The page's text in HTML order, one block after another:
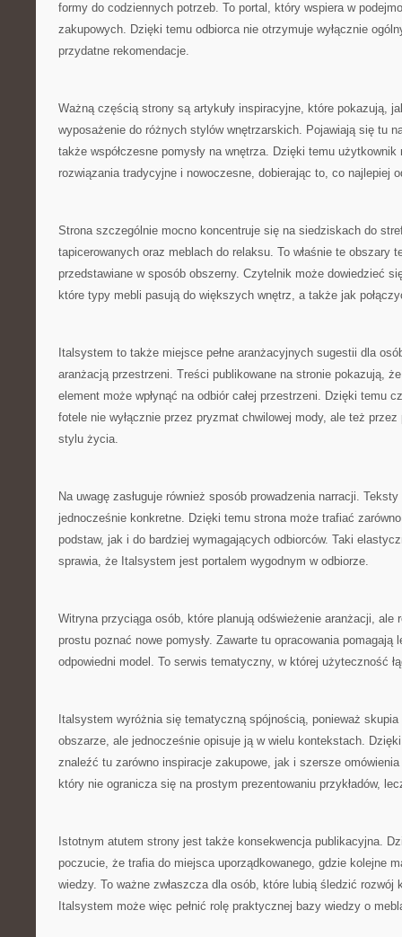
formy do codziennych potrzeb. To portal, który wspiera w
zakupowych. Dzięki temu odbiorca nie otrzymuje wyłącznie
przydatne rekomendacje.
Ważną częścią strony są artykuły inspiracyjne, które pokazują,
wyposażenie do różnych stylów wnętrzarskich. Pojawiają się tu
także współczesne pomysły na wnętrza. Dzięki temu użytkownik
rozwiązania tradycyjne i nowoczesne, dobierając to, co najlepiej
Strona szczególnie mocno koncentruje się na siedziskach do
tapicerowanych oraz meblach do relaksu. To właśnie te obszary
przedstawiane w sposób obszerny. Czytelnik może dowiedzieć
które typy mebli pasują do większych wnętrz, a także jak
Italsystem to także miejsce pełne aranżacyjnych sugestii dla
aranżacją przestrzeni. Treści publikowane na stronie pokazują,
element może wpłynąć na odbiór całej przestrzeni. Dzięki temu
fotele nie wyłącznie przez pryzmat chwilowej mody, ale też
stylu życia.
Na uwagę zasługuje również sposób prowadzenia narracji.
jednocześnie konkretne. Dzięki temu strona może trafiać
podstaw, jak i do bardziej wymagających odbiorców. Taki
sprawia, że Italsystem jest portalem wygodnym w odbiorze.
Witryna przyciąga osób, które planują odświeżenie aranżacji, ale
prostu poznać nowe pomysły. Zawarte tu opracowania pomagają
odpowiedni model. To serwis tematyczny, w której użyteczność
Italsystem wyróżnia się tematyczną spójnością, ponieważ
obszarze, ale jednocześnie opisuje ją w wielu kontekstach.
znaleźć tu zarówno inspiracje zakupowe, jak i szersze
który nie ogranicza się na prostym prezentowaniu przykładów,
Istotnym atutem strony jest także konsekwencja publikacyjna.
poczucie, że trafia do miejsca uporządkowanego, gdzie kolejne
wiedzy. To ważne zwłaszcza dla osób, które lubią śledzić rozwój
Italsystem może więc pełnić rolę praktycznej bazy wiedzy o